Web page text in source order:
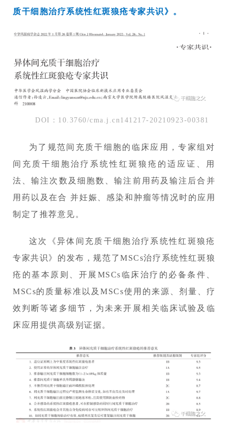
质干细胞治疗系统性红斑狼疮专家共识》 。
DOI：10.3760/cma.j.cn141217-20210923-00381
为了规范间充质干细胞的临床应用，专家组对
间充质干细胞治疗系统性红斑狼疮的适应证、用
法、输注次数及细胞数、输注前用药及输注后合并
用药以及在合 并妊娠、感染和肿瘤等情况时的应用
制定了推荐意见。
这次《异体间充质干细胞治疗系统性红斑狼疮
专家共识》的发布，规范了MSCs治疗系统性红斑狼
疮的基本原则、开展MSCs临床治疗的必备条件、
MSCs的质量标准以及MSCs使用的来源、剂量、疗
效判断等诸多细节，为未来开展相关临床试验及临
床应用提供高级别证据。